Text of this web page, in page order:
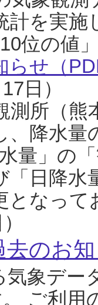
計を実
位の値
らせ（
日）
測所（熊
、降水
量」の
「日降
となっ
去のお
象デー
ご利用